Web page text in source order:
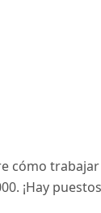
cómo
¡Hay